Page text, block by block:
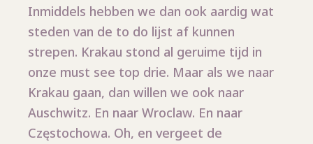
Inmiddels hebben we dan ook aardig wat
steden van de to do lijst af kunnen
strepen. Krakau stond al geruime tijd in
onze must see top drie. Maar als we naar
Krakau gaan, dan willen we ook naar
Auschwitz. En naar Wroclaw. En naar
Częstochowa. Oh, en vergeet de